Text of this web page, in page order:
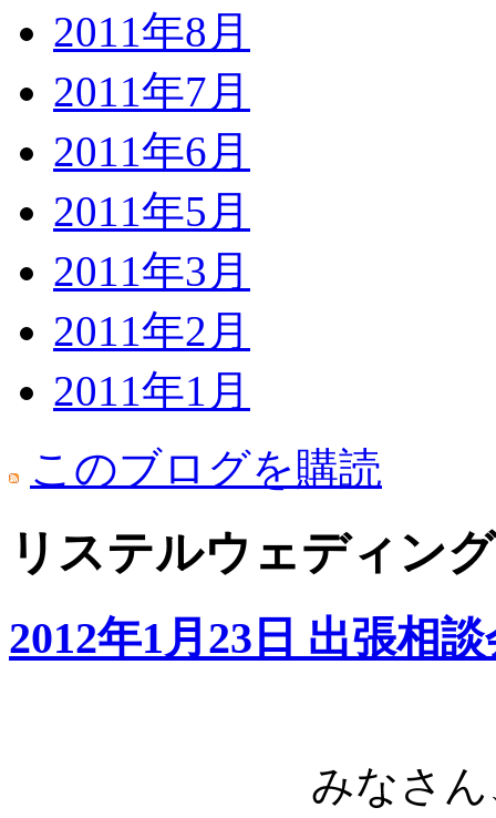
2011年8月
2011年7月
2011年6月
2011年5月
2011年3月
2011年2月
2011年1月
このブログを購読
リステルウェディン
2012年1月23日 出張相談
みなさ